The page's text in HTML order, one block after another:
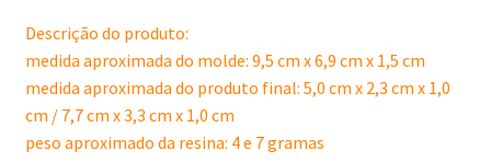
Descrição do produto:
medida aproximada do molde: 9,5 cm x 6,9 cm x 1,5 cm
medida aproximada do produto final: 5,0 cm x 2,3 cm x 1,0
cm / 7,7 cm x 3,3 cm x 1,0 cm
peso aproximado da resina: 4 e 7 gramas